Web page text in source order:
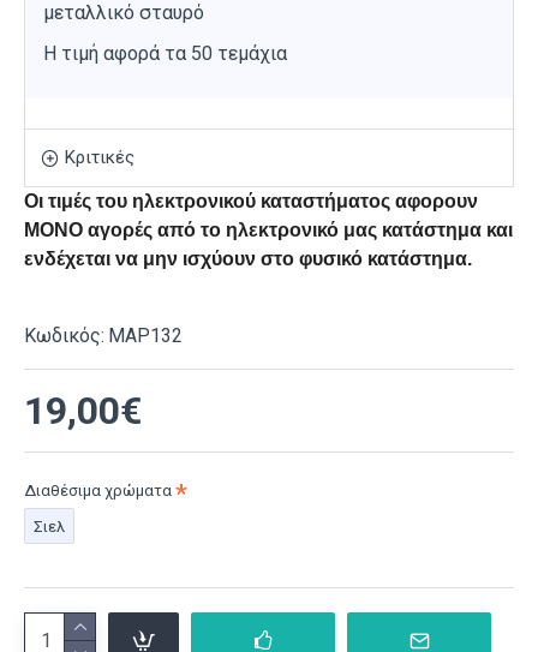
μεταλλικό σταυρό
Η τιμή αφορά τα 50 τεμάχια
Κριτικές
Οι τιμές του ηλεκτρονικού καταστήματος αφορουν
ΜΟΝΟ αγορές από το ηλεκτρονικό μας κατάστημα και
ενδέχεται να μην ισχύουν στο φυσικό κατάστημα.
Κωδικός: ΜΑΡ132
19,00€
Διαθέσιμα χρώματα
Σιελ